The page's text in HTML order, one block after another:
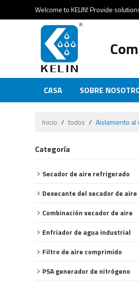
Welcome to KELIN! Provide
CASA SOBRE
Inicio / todos / Aislamiento al
Categoría
Secador de aire refrigerado
Desecante del secador de aire
Combinación secador de aire
Enfriador de agua industrial
Filtro de aire comprimido
PSA generador de nitrógeno